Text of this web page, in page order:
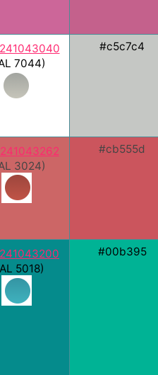
7044)
#c5c7c4
3024)
#cb555d
5018)
#00b395